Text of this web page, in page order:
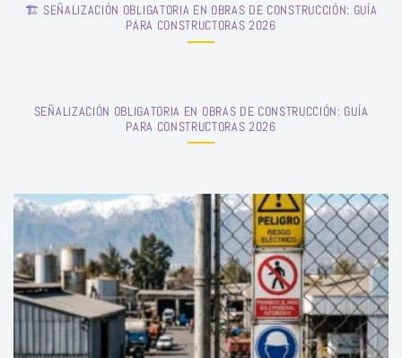
🏗️ SEÑALIZACIÓN OBLIGATORIA EN OBRAS DE CONSTRUCCIÓN: GUÍA
PARA CONSTRUCTORAS 2026
SEÑALIZACIÓN OBLIGATORIA EN OBRAS DE CONSTRUCCIÓN: GUÍA
PARA CONSTRUCTORAS 2026